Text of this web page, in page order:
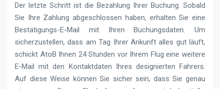
Der letzte Schritt ist die Bezahlung Ihrer Buchung. Sobald
Sie Ihre Zahlung abgeschlossen haben, erhalten Sie eine
Bestätigungs-E-Mail mit Ihren Buchungsdaten. Um
sicherzustellen, dass am Tag Ihrer Ankunft alles gut läuft,
schickt AtoB Ihnen 24 Stunden vor Ihrem Flug eine weitere
E-Mail mit den Kontaktdaten Ihres designierten Fahrers.
Auf diese Weise können Sie sicher sein, dass Sie genau